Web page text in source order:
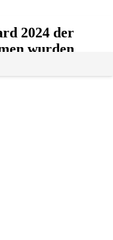
2024 der
wurden